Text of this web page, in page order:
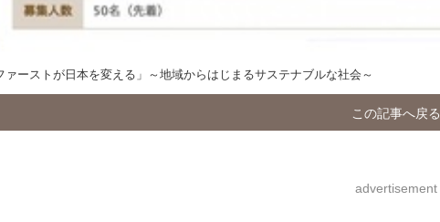
ーストが日本を変える」～地域からはじまるサステナブルな社会～
この記事へ戻る
advertisement